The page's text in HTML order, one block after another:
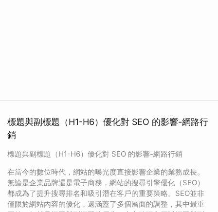
標題與副標題（H1-H6）優化對 SEO 的影響-網路行
銷
標題與副標題（H1-H6）優化對 SEO 的影響-網路行銷
在當今的數位時代，網站的曝光度直接影響企業的業務成長。
無論是企業品牌還是電子商務，網站的搜尋引擎優化（SEO）
都成為了提升搜尋排名和吸引潛在客戶的重要策略。SEO並非
僅限於網站內容的優化，還涵蓋了多個層面的調整，其中最重